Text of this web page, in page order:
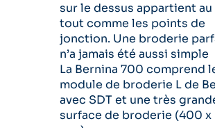
sur le dessus appartient au
tout comme les points de
jonction. Une broderie
n’a jamais été aussi simple
La Bernina 700 comprend
module de broderie L de
avec SDT et une très
surface de broderie (400 x